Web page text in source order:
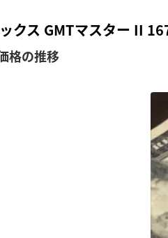
クス GMTマスター II
格の推移